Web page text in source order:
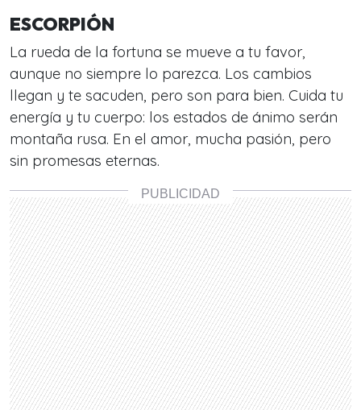
ESCORPIÓN
La rueda de la fortuna se mueve a tu favor,
aunque no siempre lo parezca. Los cambios
llegan y te sacuden, pero son para bien. Cuida tu
energía y tu cuerpo: los estados de ánimo serán
montaña rusa. En el amor, mucha pasión, pero
sin promesas eternas.